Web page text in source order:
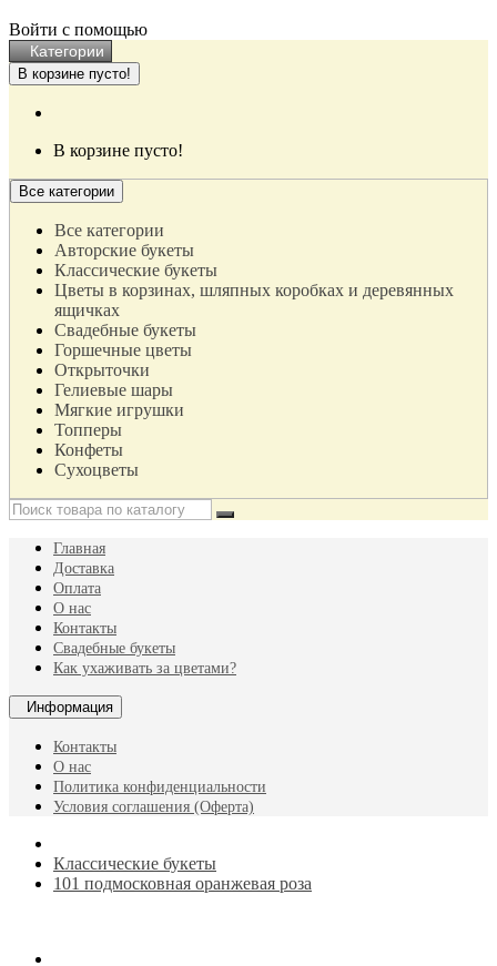
Войти с помощью
Категории
В корзине пусто!
В корзине пусто!
Все категории
Все категории
Авторские букеты
Классические букеты
Цветы в корзинах, шляпных коробках и деревянных
ящичках
Свадебные букеты
Горшечные цветы
Открыточки
Гелиевые шары
Мягкие игрушки
Топперы
Конфеты
Сухоцветы
Главная
Доставка
Оплата
О нас
Контакты
Свадебные букеты
Как ухаживать за цветами?
Информация
Контакты
О нас
Политика конфиденциальности
Условия соглашения (Оферта)
Классические букеты
101 подмосковная оранжевая роза